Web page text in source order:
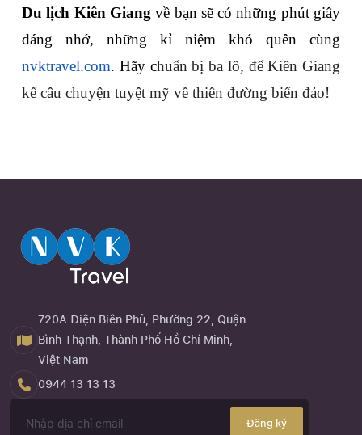
Du lịch Kiên Giang về bạn sẽ có những phút giây
nvktravel.com. Hãy chuẩn bị ba lô, để Kiên Giang
kể câu chuyện tuyệt mỹ về thiên đường biển đảo!
720A Điện Biên Phủ, Phường 22, Quận
Bình Thạnh, Thành Phố Hồ Chí Minh,
Việt Nam
0944 13 13 13
Đăng ký